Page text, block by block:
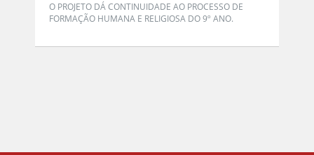
O PROJETO DÁ CONTINUIDADE AO PROCESSO DE
FORMAÇÃO HUMANA E RELIGIOSA DO 9º ANO.